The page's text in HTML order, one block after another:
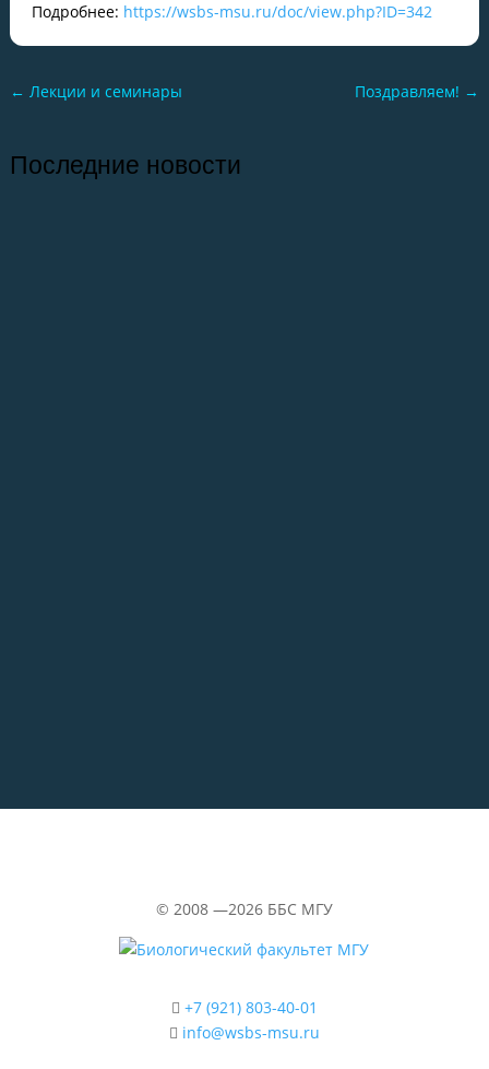
Подробнее: https://wsbs-msu.ru/doc/view.php?ID=342
← Лекции и семинары Поздравляем! →
Последние новости
© 2008 —2026 ББС МГУ
+7 (921) 803-40-01
info@wsbs-msu.ru